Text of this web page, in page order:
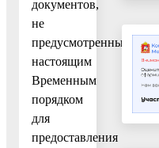
документов,
не
предусмотренных
настоящим
Временным
порядком
для
предоставления